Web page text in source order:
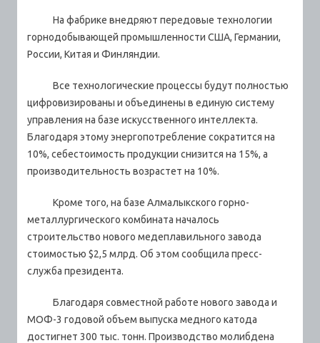
На фабрике внедряют передовые технологии
горнодобывающей промышленности США, Германии,
России, Китая и Финляндии.
Все технологические процессы будут полностью
цифровизированы и объединены в единую систему
управления на базе искусственного интеллекта.
Благодаря этому энергопотребление сократится на
10%, себестоимость продукции снизится на 15%, а
производительность возрастет на 10%.
Кроме того, на базе Алмалыкского горно-
металлургического комбината началось
строительство нового медеплавильного завода
стоимостью $2,5 млрд. Об этом сообщила пресс-
служба президента.
Благодаря совместной работе нового завода и
МОФ-3 годовой объем выпуска медного катода
достигнет 300 тыс. тонн. Производство молибдена